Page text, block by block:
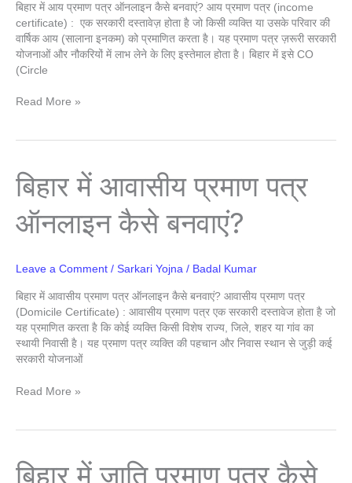
बिहार में आय प्रमाण पत्र ऑनलाइन कैसे बनवाएं? आय प्रमाण पत्र (income
certificate) : एक सरकारी दस्तावेज़ होता है जो किसी व्यक्ति या उसके परिवार की
वार्षिक आय (सालाना इनकम) को प्रमाणित करता है। यह प्रमाण पत्र ज़रूरी सरकारी
योजनाओं और नौकरियों में लाभ लेने के लिए इस्तेमाल होता है। बिहार में इसे CO
(Circle
Read More »
बिहार में आवासीय प्रमाण पत्र
ऑनलाइन कैसे बनवाएं?
Leave a Comment / Sarkari Yojna / Badal Kumar
बिहार में आवासीय प्रमाण पत्र ऑनलाइन कैसे बनवाएं? आवासीय प्रमाण पत्र
(Domicile Certificate) : आवासीय प्रमाण पत्र एक सरकारी दस्तावेज होता है जो
यह प्रमाणित करता है कि कोई व्यक्ति किसी विशेष राज्य, जिले, शहर या गांव का
स्थायी निवासी है। यह प्रमाण पत्र व्यक्ति की पहचान और निवास स्थान से जुड़ी कई
सरकारी योजनाओं
बिहार
प्रमाण
पत्र
कैसे
Read More »
बिहार में जाति प्रमाण पत्र कैसे
बिहार